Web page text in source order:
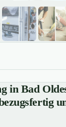
in Bad Oldesloe –
nutzbar
in Bad Oldesloe –
in Bad